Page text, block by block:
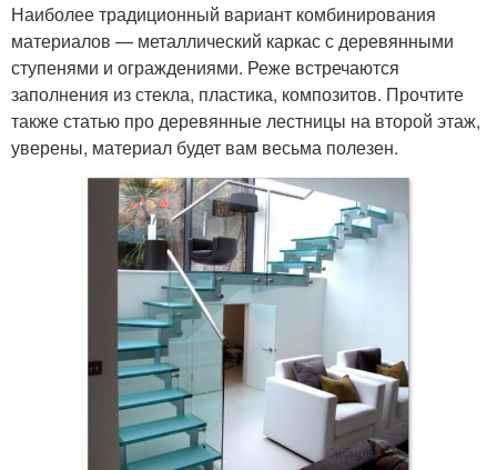
Наиболее традиционный вариант комбинирования
материалов — металлический каркас с деревянными
ступенями и ограждениями. Реже встречаются
заполнения из стекла, пластика, композитов. Прочтите
также статью про деревянные лестницы на второй этаж,
уверены, материал будет вам весьма полезен.